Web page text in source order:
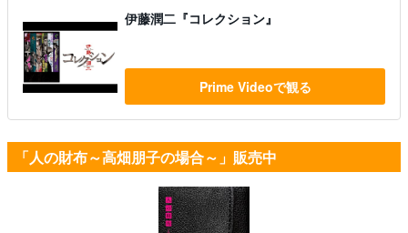
伊藤潤二『コレクション』
Prime Videoで観る
「人の財布～高畑朋子の場合～」販売中